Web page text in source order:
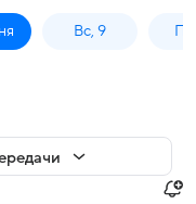
Вс, 9